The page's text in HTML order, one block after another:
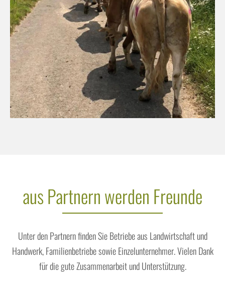
aus Partnern werden Freunde
Unter den Partnern finden Sie Betriebe aus Landwirtschaft und
Handwerk, Familienbetriebe sowie Einzelunternehmer. Vielen Dank
für die gute Zusammenarbeit und Unterstützung.